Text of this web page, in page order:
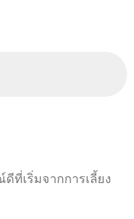
ที่เริ่มจากการเลี้ยง